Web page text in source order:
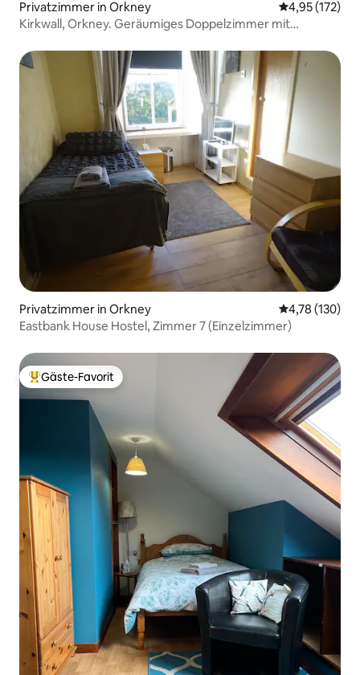
Privatzimmer in Orkney
4,95 (172)
Kirkwall, Orkney. Geräumiges Doppelzimmer mit
Privatzimmer in Orkney
4,78 (130)
Eastbank House Hostel, Zimmer 7 (Einzelzimmer)
Beliebter Gäste-Favorit.
Gäste-Favorit